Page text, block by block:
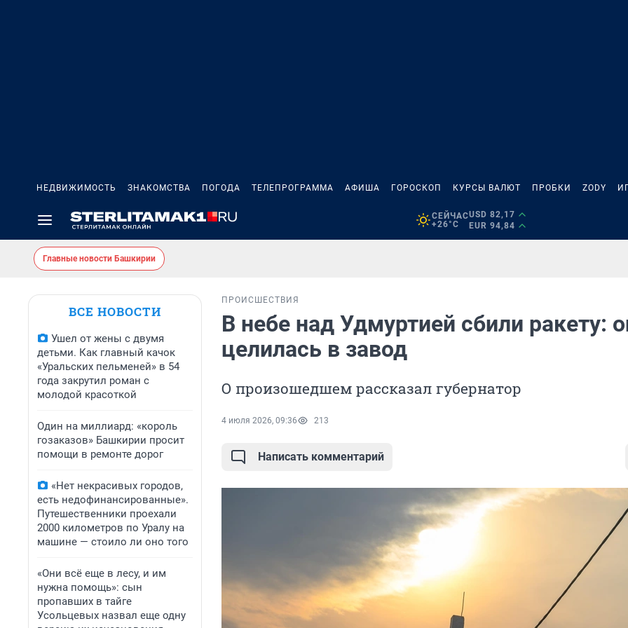
НЕДВИЖИМОСТЬ ЗНАКОМСТВА ПОГОДА ТЕЛЕПРОГРАММА АФИША ГОРОСКОП КУРСЫ ВАЛЮТ ПРОБКИ ZODY
СЕЙЧАС
+26°C
USD 82,17
EUR 94,84
Главные новости Башкирии
ВСЕ НОВОСТИ
Ушел от жены с двумя
детьми. Как главный качок
«Уральских пельменей» в 54
года закрутил роман с
молодой красоткой
Один на миллиард: «король
гозаказов» Башкирии просит
помощи в ремонте дорог
«Нет некрасивых городов,
есть недофинансированные».
Путешественники проехали
2000 километров по Уралу на
машине — стоило ли оно того
«Они всё еще в лесу, и им
нужна помощь»: сын
пропавших в тайге
Усольцевых назвал еще одну
ПРОИСШЕСТВИЯ
В небе над Удмуртией сбили ракету:
целилась в завод
О произошедшем рассказал губернатор
4 июля 2026, 09:36 213
Написать комментарий